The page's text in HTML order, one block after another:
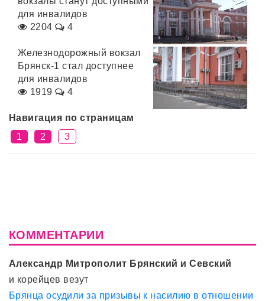
для инвалидов
2204
4
Железнодорожный вокзал
Брянск-1 стал доступнее
для инвалидов
1919
4
Навигация по страницам
1
2 3
КОММЕНТАРИИ
Александр Митрополит Брянский и Севский
и корейцев везут
Брянца осудили за призывы к насилию в отношении